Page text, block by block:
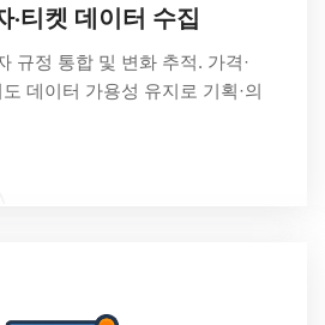
·티켓 데이터 수집
규정 통합 및 변화 추적. 가격·
데이터 가용성 유지로 기획·의